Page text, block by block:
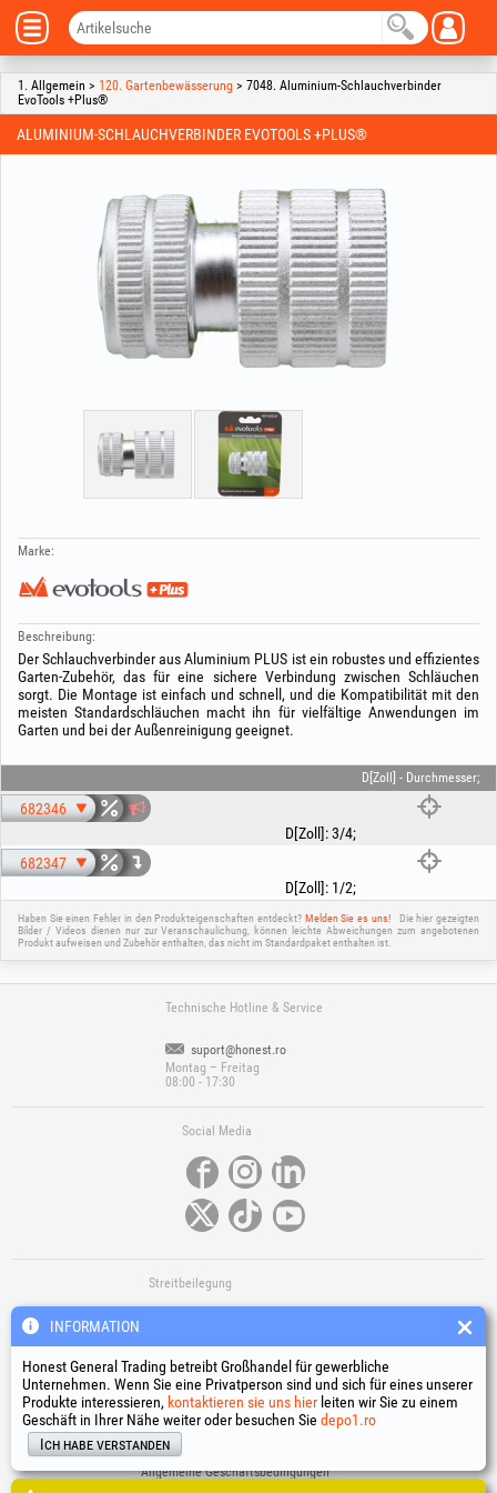
1. Allgemein > 120. Gartenbewässerung > 7048. Aluminium-Schlauchverbinder
EvoTools +Plus®
ALUMINIUM-SCHLAUCHVERBINDER EVOTOOLS +PLUS®
Marke:
Beschreibung:
Der Schlauchverbinder aus Aluminium PLUS ist ein robustes und effizientes
Garten‑Zubehör, das für eine sichere Verbindung zwischen Schläuchen
sorgt. Die Montage ist einfach und schnell, und die Kompatibilität mit den
meisten Standardschläuchen macht ihn für vielfältige Anwendungen im
Garten und bei der Außenreinigung geeignet.
D[Zoll] - Durchmesser;
682346
D[Zoll]:3/4;
682347
D[Zoll]: 1/2;
Haben Sie einen Fehler in den Produkteigenschaften entdeckt? Melden Sie es uns!
Die hier gezeigten
Bilder / Videos dienen nur zur Veranschaulichung, können leichte Abweichungen zum angebotenen
Produkt aufweisen und Zubehör enthalten, das nicht im Standardpaket enthalten ist.
Technische Hotline & Service
suport@honest.ro
Montag – Freitag
08:00 - 17:30
Social Media
Streitbeilegung
Nützliche Links
Allgemeine Geschäftsbedingungen
INFORMATION
Honest General Trading betreibt Großhandel für gewerbliche
Unternehmen. Wenn Sie eine Privatperson sind und sich für eines unserer
Produkte interessieren, kontaktieren sie uns hier leiten wir Sie zu einem
Geschäft in Ihrer Nähe weiter oder besuchen Sie depo1.ro
Ich habe verstanden